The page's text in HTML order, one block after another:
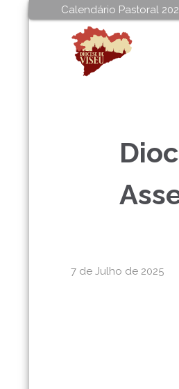
Calendário Pastoral
7 de Julho de 2025